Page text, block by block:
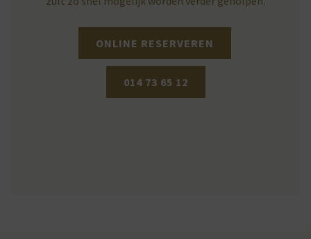
ONLINE RESERVEREN
014 73 65 12